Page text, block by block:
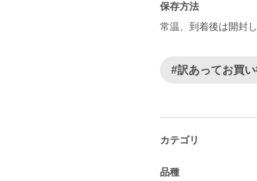
保存方法
常温、到着後は開封
#訳あってお買
カテゴリ
品種